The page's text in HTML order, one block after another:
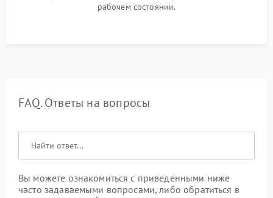
рабочем состоянии.
FAQ. Ответы на вопросы
Вы можете ознакомиться с приведенными ниже
часто задаваемыми вопросами, либо обратиться в